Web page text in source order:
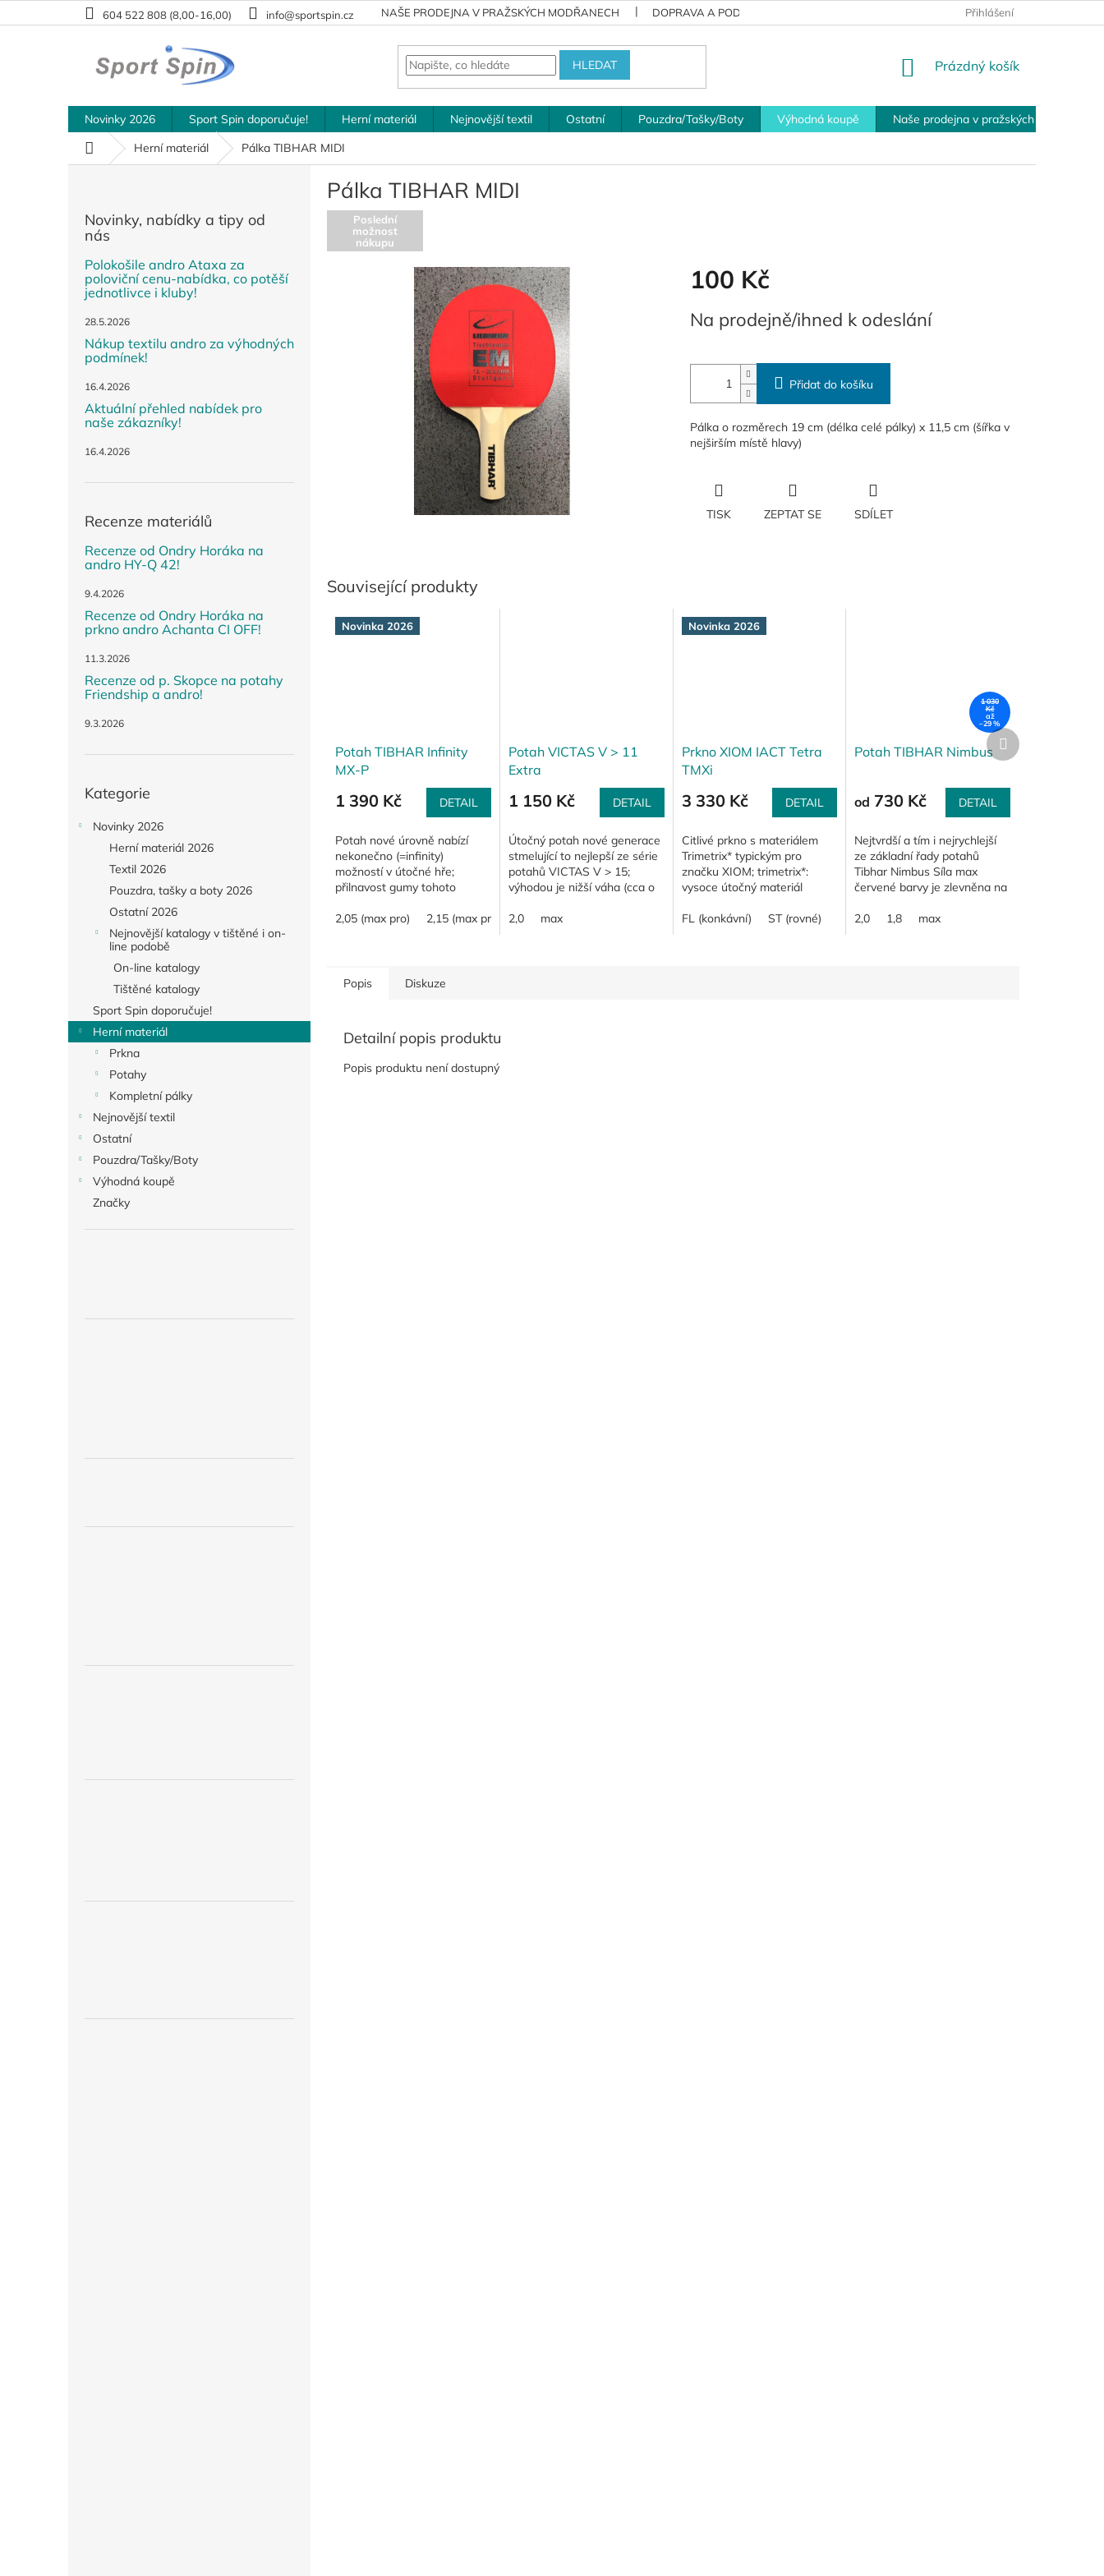
na
604 522 808 (8,00-16,00) info@sportspin.cz NAŠE PRODEJNA V PRAŽSKÝCH MODŘANECH DOPRAVA A PODMÍNKY PRO VRÁCENÍ ZBOŽÍ PLATEBNÍ MOŽNOSTI
Přihlášení
HLEDAT
NÁKUPNÍ
Prázdný košík
Novinky 2026 Sport Spin doporučuje! Herní materiál Nejnovější textil Ostatní Pouzdra/Tašky/Boty Výhodná koupě
Naše prodejna v pražských Modřanech
Domů
Herní materiál Pálka TIBHAR MIDI
Novinky, nabídky a tipy od
nás
Polokošile andro Ataxa za
poloviční cenu-nabídka, co potěší
jednotlivce i kluby!
28.5.2026
Nákup textilu andro za výhodných
podmínek!
16.4.2026
Aktuální přehled nabídek pro
naše zákazníky!
16.4.2026
Recenze materiálů
Recenze od Ondry Horáka na
andro HY-Q 42!
9.4.2026
Recenze od Ondry Horáka na
prkno andro Achanta CI OFF!
11.3.2026
Recenze od p. Skopce na potahy
Friendship a andro!
9.3.2026
kategorie
Kategorie
Novinky 2026
Herní materiál 2026
Textil 2026
Pouzdra, tašky a boty 2026
Ostatní 2026
Nejnovější katalogy v tištěné i on-
line podobě
On-line katalogy
Tištěné katalogy
Sport Spin doporučuje!
Herní materiál
Prkna
Potahy
Kompletní pálky
Nejnovější textil
Ostatní
Pouzdra/Tašky/Boty
Výhodná koupě
Značky
Pálka TIBHAR MIDI
Poslední
možnost
nákupu
100 Kč
cena:
Na prodejně/ihned k odeslání
Přidat do košíku
Pálka o rozměrech 19 cm (délka celé pálky) x 11,5 cm (šířka v
nejširším místě hlavy)
TISK ZEPTAT SE SDÍLET
Související produkty
Novinka 2026
Potah TIBHAR Infinity
MX-P
1 390 Kč DETAIL
Potah nové úrovně nabízí
nekonečno (=infinity)
možností v útočné hře;
přilnavost gumy tohoto
aby vedle vysoké rotace a
2,05 (max pro) 2,15 (max pro+)
Potah VICTAS V > 11
Extra
1 150 Kč DETAIL
Útočný potah nové generace
stmelující to nejlepší ze série
potahů VICTAS V > 15;
výhodou je nižší váha (cca o
Extra) díky technologii...
2,0 max
Novinka 2026
Prkno XIOM IACT Tetra
TMXi
3 330 Kč DETAIL
Citlivé prkno s materiálem
Trimetrix* typickým pro
značku XIOM; trimetrix*:
vysoce útočný materiál
karbonu se Zephyliem a
FL (konkávní) ST (rovné)
1 030
Kč
až
–29 %
Potah TIBHAR Nimbus
od 730 Kč DETAIL
Nejtvrdší a tím i nejrychlejší
ze základní řady potahů
Tibhar Nimbus Síla max
červené barvy je zlevněna na
zásob.
2,0 1,8 max
Další
produkt
Popis Diskuze
Detailní popis produktu
Popis produktu není dostupný